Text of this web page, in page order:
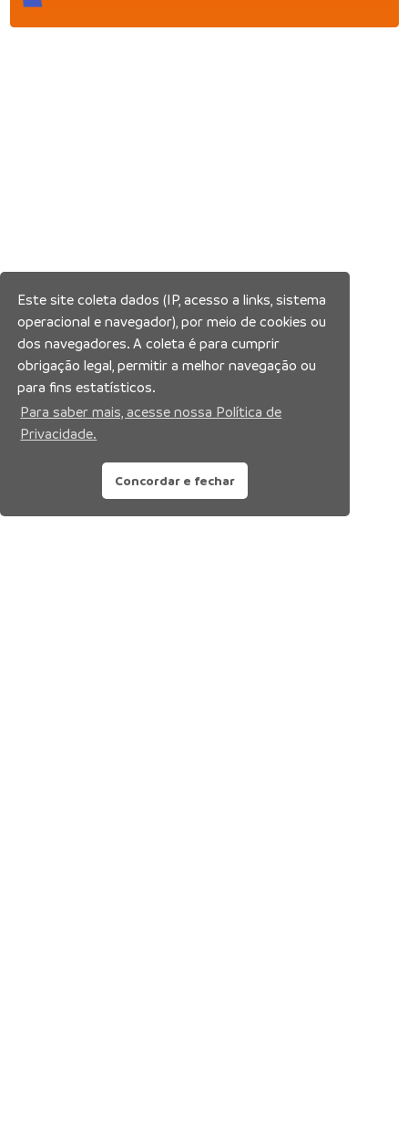
Este site coleta dados (IP, acesso a links, sistema
operacional e navegador), por meio de cookies ou
dos navegadores. A coleta é para cumprir
obrigação legal, permitir a melhor navegação ou
para fins estatísticos.
Para saber mais, acesse nossa Política de
Privacidade.
Concordar e fechar